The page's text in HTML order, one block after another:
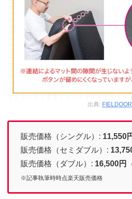
出典: FIELDOOR
販売価格（シングル）: 11,550
販売価格（セミダブル）:
販売価格（ダブル）: 16,500円
※記事執筆時時点楽天販売価格